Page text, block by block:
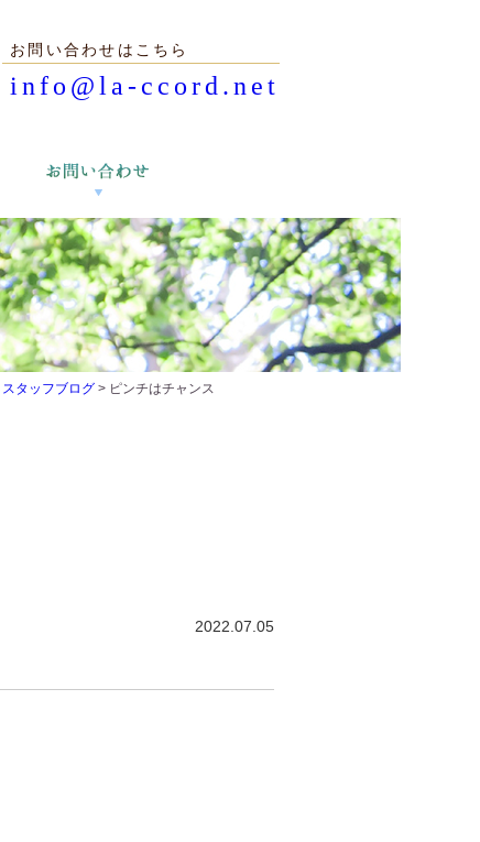
お問い合わせはこちら
info@la-ccord.net
スタッフブログ > ピンチはチャンス
2022.07.05